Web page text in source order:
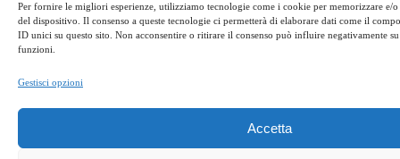
Per fornire le migliori esperienze, utilizziamo tecnologie come i cookie per memorizzare e/
del dispositivo. Il consenso a queste tecnologie ci permetterà di elaborare dati come il
ID unici su questo sito. Non acconsentire o ritirare il consenso può influire negativamente
funzioni.
Gestisci opzioni
Accetta
l’apprendimento delle stesse dovevano
avvenire soprattutto attraverso un
secondo cui le fave erano avversate da
Pitagora perché con esse i democratici